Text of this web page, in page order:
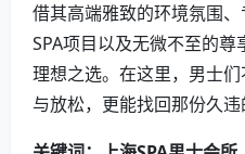
借其高端雅致的环境氛围
SPA项目以及无微不至的
理想之选。在这里，男士
与放松，更能找回那份久违